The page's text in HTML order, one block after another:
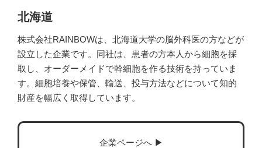
北海道
株式会社RAINBOWは、北海道大学の脳外科医の方などが
設立した企業です。同社は、患者の方本人から細胞を採
取し、オーダーメイドで幹細胞を作る技術を持っていま
す。細胞培養や保管、輸送、投与方法などについて知的
財産を幅広く取得しています。
企業ページへ ▶︎